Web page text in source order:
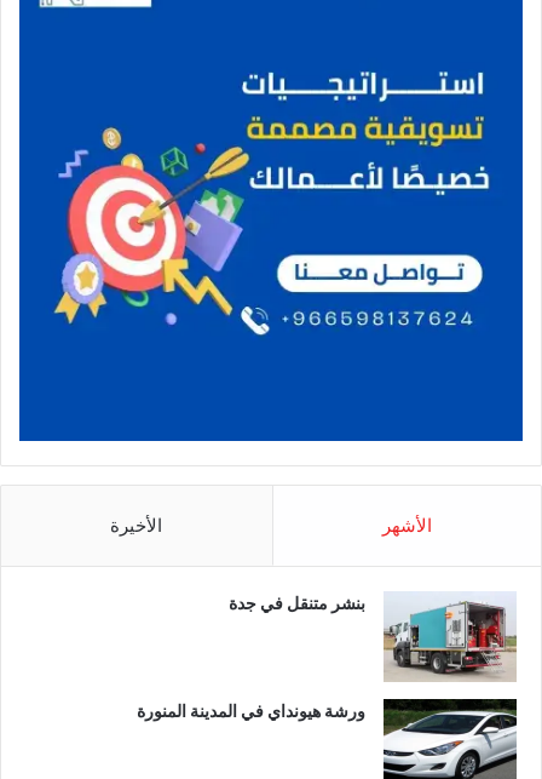
الأشهر الأخيرة
بنشر متنقل في جدة
ورشة هيونداي في المدينة المنورة